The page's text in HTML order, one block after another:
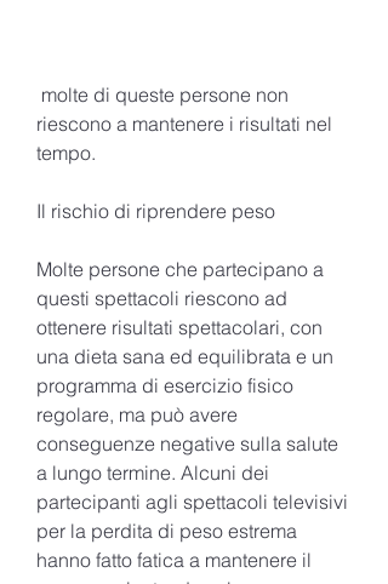
riescono a mantenere i risultati nel
tempo.
Il rischio di riprendere peso
Molte persone che partecipano a
questi spettacoli riescono ad
ottenere risultati spettacolari, con
una dieta sana ed equilibrata e un
programma di esercizio fisico
regolare, ma può avere
conseguenze negative sulla salute
a lungo termine. Alcuni dei
partecipanti agli spettacoli televisivi
per la perdita di peso estrema
hanno fatto fatica a mantenere il